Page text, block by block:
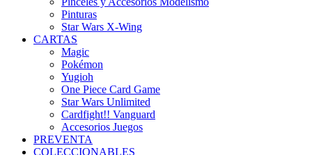
Pinturas
Star Wars X-Wing
CARTAS
Magic
Pokémon
Yugioh
One Piece Card Game
Star Wars Unlimited
Cardfight!! Vanguard
Accesorios Juegos
PREVENTA
COLECCIONABLES